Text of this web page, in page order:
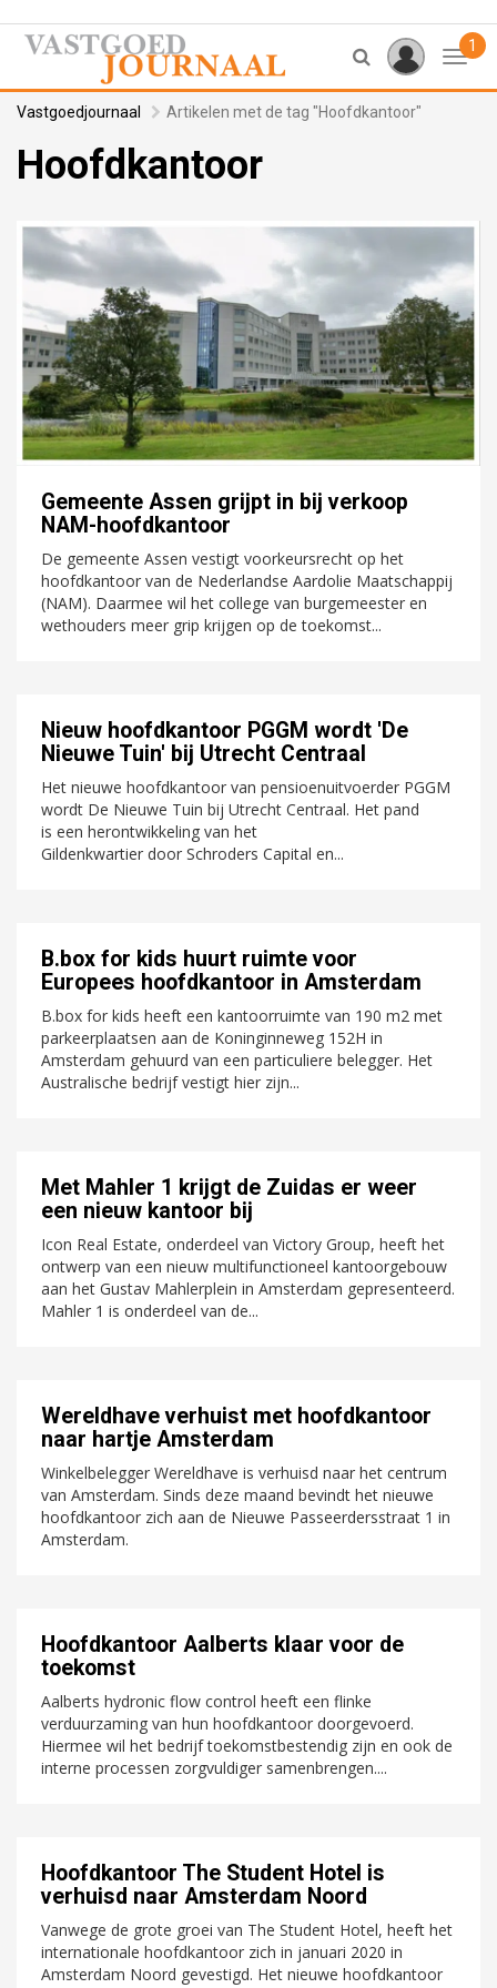
1
Vastgoedjournaal Artikelen met de tag "Hoofdkantoor"
Hoofdkantoor
Gemeente Assen grijpt in bij verkoop
NAM-hoofdkantoor
De gemeente Assen vestigt voorkeursrecht op het
hoofdkantoor van de Nederlandse Aardolie Maatschappij
(NAM). Daarmee wil het college van burgemeester en
wethouders meer grip krijgen op de toekomst...
Nieuw hoofdkantoor PGGM wordt 'De
Nieuwe Tuin' bij Utrecht Centraal
Het nieuwe hoofdkantoor van pensioenuitvoerder PGGM
wordt De Nieuwe Tuin bij Utrecht Centraal. Het pand
is een herontwikkeling van het
Gildenkwartier door Schroders Capital en...
B.box for kids huurt ruimte voor
Europees hoofdkantoor in Amsterdam
B.box for kids heeft een kantoorruimte van 190 m2 met
parkeerplaatsen aan de Koninginneweg 152H in
Amsterdam gehuurd van een particuliere belegger. Het
Australische bedrijf vestigt hier zijn...
Met Mahler 1 krijgt de Zuidas er weer
een nieuw kantoor bij
Icon Real Estate, onderdeel van Victory Group, heeft het
ontwerp van een nieuw multifunctioneel kantoorgebouw
aan het Gustav Mahlerplein in Amsterdam gepresenteerd.
Mahler 1 is onderdeel van de...
Wereldhave verhuist met hoofdkantoor
naar hartje Amsterdam
Winkelbelegger Wereldhave is verhuisd naar het centrum
van Amsterdam. Sinds deze maand bevindt het nieuwe
hoofdkantoor zich aan de Nieuwe Passeerdersstraat 1 in
Amsterdam.
Hoofdkantoor Aalberts klaar voor de
toekomst
Aalberts hydronic flow control heeft een flinke
verduurzaming van hun hoofdkantoor doorgevoerd.
Hiermee wil het bedrijf toekomstbestendig zijn en ook de
interne processen zorgvuldiger samenbrengen....
Hoofdkantoor The Student Hotel is
verhuisd naar Amsterdam Noord
Vanwege de grote groei van The Student Hotel, heeft het
internationale hoofdkantoor zich in januari 2020 in
Amsterdam Noord gevestigd. Het nieuwe hoofdkantoor